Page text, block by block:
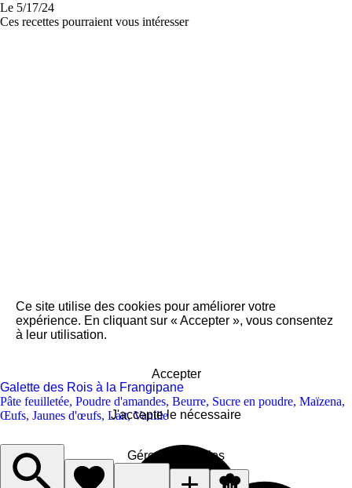
Le 5/17/24
Ces recettes pourraient vous intéresser
Galette des Rois à la Frangipane
Pâte feuilletée, Poudre d'amandes, Beurre, Sucre en poudre, Maïzena,
Œufs, Jaunes d'œufs, Lait,Vanille
Ce site utilise des cookies pour améliorer votre
expérience. En cliquant sur « Accepter », vous consentez
à leur utilisation.
Accepter
J'accepte le nécessaire
Gérer les cookies